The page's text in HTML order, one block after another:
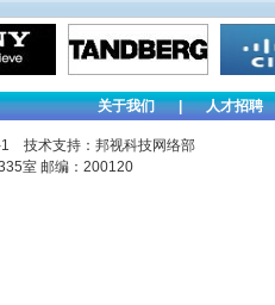
关于我们 | 人才招聘
技术支持：邦视科技网络部
室 邮编：200120